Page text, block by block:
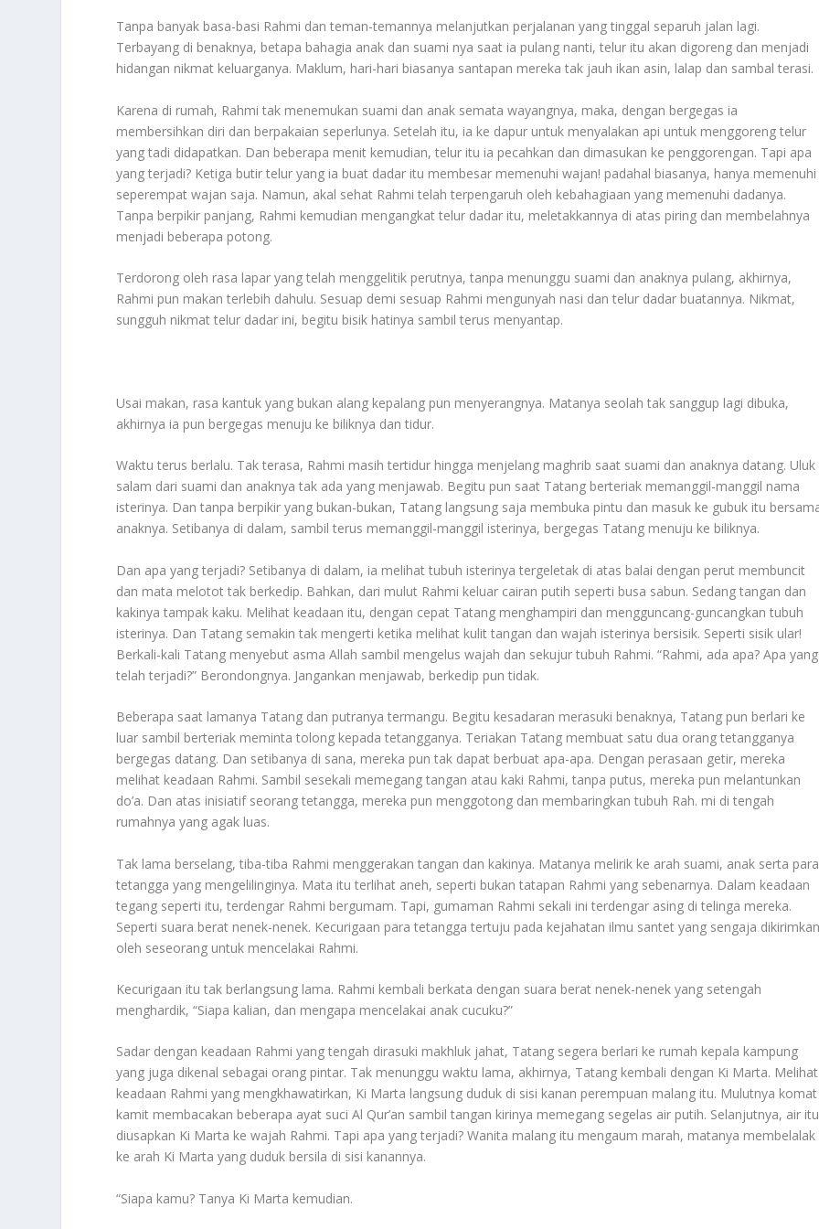
Tanpa banyak basa-basi Rahmi dan teman-temannya melanjutkan perjalanan yang tinggal separuh jalan lagi.
Terbayang di benaknya, betapa bahagia anak dan suami nya saat ia pulang nanti, telur itu akan digoreng dan menjadi
hidangan nikmat keluarganya. Maklum, hari-hari biasanya santapan mereka tak jauh ikan asin, lalap dan sambal terasi.
Karena di rumah, Rahmi tak menemukan suami dan anak semata wayangnya, maka, dengan bergegas ia
membersihkan diri dan berpakaian seperlunya. Setelah itu, ia ke dapur untuk menyalakan api untuk menggoreng telur
yang tadi didapatkan. Dan beberapa menit kemudian, telur itu ia pecahkan dan dimasukan ke penggorengan. Tapi apa
yang terjadi? Ketiga butir telur yang ia buat dadar itu membesar memenuhi wajan! padahal biasanya, hanya memenuhi
seperempat wajan saja. Namun, akal sehat Rahmi telah terpengaruh oleh kebahagiaan yang memenuhi dadanya.
Tanpa berpikir panjang, Rahmi kemudian mengangkat telur dadar itu, meletakkannya di atas piring dan membelahnya
menjadi beberapa potong.
Terdorong oleh rasa lapar yang telah menggelitik perutnya, tanpa menunggu suami dan anaknya pulang, akhirnya,
Rahmi pun makan terlebih dahulu. Sesuap demi sesuap Rahmi mengunyah nasi dan telur dadar buatannya. Nikmat,
sungguh nikmat telur dadar ini, begitu bisik hatinya sambil terus menyantap.
Usai makan, rasa kantuk yang bukan alang kepalang pun menyerangnya. Matanya seolah tak sanggup lagi dibuka,
akhirnya ia pun bergegas menuju ke biliknya dan tidur.
Waktu terus berlalu. Tak terasa, Rahmi masih tertidur hingga menjelang maghrib saat suami dan anaknya datang. Uluk
salam dari suami dan anaknya tak ada yang menjawab. Begitu pun saat Tatang berteriak memanggil-manggil nama
isterinya. Dan tanpa berpikir yang bukan-bukan, Tatang langsung saja membuka pintu dan masuk ke gubuk itu
anaknya. Setibanya di dalam, sambil terus memanggil-manggil isterinya, bergegas Tatang menuju ke biliknya.
Dan apa yang terjadi? Setibanya di dalam, ia melihat tubuh isterinya tergeletak di atas balai dengan perut membuncit
dan mata melotot tak berkedip. Bahkan, dari mulut Rahmi keluar cairan putih seperti busa sabun. Sedang tangan dan
kakinya tampak kaku. Melihat keadaan itu, dengan cepat Tatang menghampiri dan mengguncang-guncangkan tubuh
isterinya. Dan Tatang semakin tak mengerti ketika melihat kulit tangan dan wajah isterinya bersisik. Seperti sisik ular!
Berkali-kali Tatang menyebut asma Allah sambil mengelus wajah dan sekujur tubuh Rahmi. “Rahmi, ada apa? Apa yang
telah terjadi?” Berondongnya. Jangankan menjawab, berkedip pun tidak.
Beberapa saat lamanya Tatang dan putranya termangu. Begitu kesadaran merasuki benaknya, Tatang pun berlari ke
luar sambil berteriak meminta tolong kepada tetangganya. Teriakan Tatang membuat satu dua orang tetangganya
bergegas datang. Dan setibanya di sana, mereka pun tak dapat berbuat apa-apa. Dengan perasaan getir, mereka
melihat keadaan Rahmi. Sambil sesekali memegang tangan atau kaki Rahmi, tanpa putus, mereka pun melantunkan
do’a. Dan atas inisiatif seorang tetangga, mereka pun menggotong dan membaringkan tubuh Rah. mi di tengah
rumahnya yang agak luas.
Tak lama berselang, tiba-tiba Rahmi menggerakan tangan dan kakinya. Matanya melirik ke arah suami, anak serta para
tetangga yang mengelilinginya. Mata itu terlihat aneh, seperti bukan tatapan Rahmi yang sebenarnya. Dalam keadaan
tegang seperti itu, terdengar Rahmi bergumam. Tapi, gumaman Rahmi sekali ini terdengar asing di telinga mereka.
Seperti suara berat nenek-nenek. Kecurigaan para tetangga tertuju pada kejahatan ilmu santet yang sengaja
oleh seseorang untuk mencelakai Rahmi.
Kecurigaan itu tak berlangsung lama. Rahmi kembali berkata dengan suara berat nenek-nenek yang setengah
menghardik, “Siapa kalian, dan mengapa mencelakai anak cucuku?”
Sadar dengan keadaan Rahmi yang tengah dirasuki makhluk jahat, Tatang segera berlari ke rumah kepala kampung
yang juga dikenal sebagai orang pintar. Tak menunggu waktu lama, akhirnya, Tatang kembali dengan Ki Marta. Melihat
keadaan Rahmi yang mengkhawatirkan, Ki Marta langsung duduk di sisi kanan perempuan malang itu. Mulutnya komat
kamit membacakan beberapa ayat suci Al Qur’an sambil tangan kirinya memegang segelas air putih. Selanjutnya, air itu
diusapkan Ki Marta ke wajah Rahmi. Tapi apa yang terjadi? Wanita malang itu mengaum marah, matanya membelalak
ke arah Ki Marta yang duduk bersila di sisi kanannya.
“Siapa kamu? Tanya Ki Marta kemudian.